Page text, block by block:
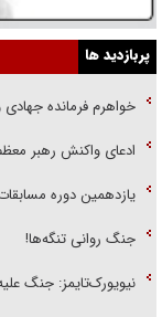
پربازدید ها
خواهرم فرمانده
ادعای واکنش رهبر
یازدهمین دوره
جنگ روانی تنگه‌ها!
نیویورک‌تایمز: جنگ